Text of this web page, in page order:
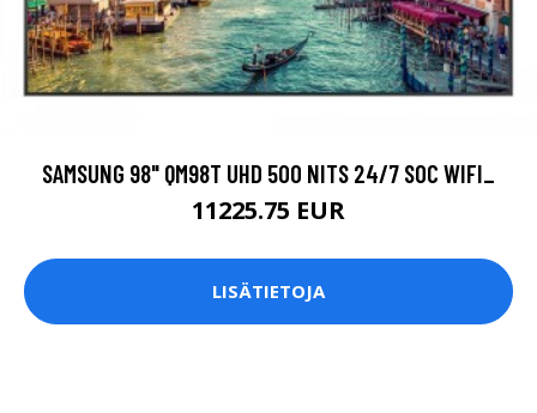
SAMSUNG 98" QM98T UHD 500 NITS 24/7 SOC WIFI_
11225.75 EUR
LISÄTIETOJA